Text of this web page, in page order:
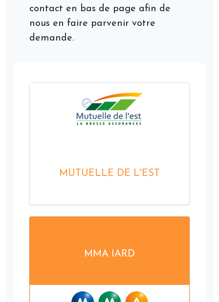
contact en bas de page afin de
nous en faire parvenir votre
demande.
MUTUELLE DE L'EST
MMA IARD